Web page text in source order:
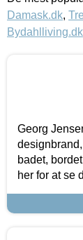
Damask.dk,
Bydahlliving.dk
Georg
badet,
her for at se